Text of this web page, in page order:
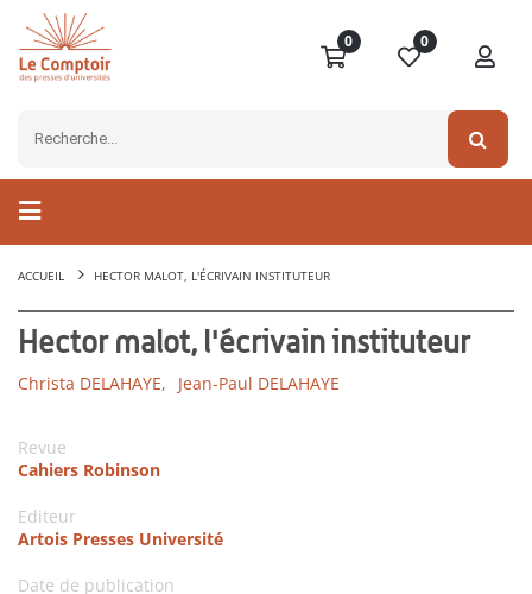
0 0
ACCUEIL HECTOR MALOT, L'ÉCRIVAIN INSTITUTEUR
Hector malot, l'écrivain instituteur
Christa DELAHAYE, Jean-Paul DELAHAYE
Revue
Cahiers Robinson
Editeur
Artois Presses Université
Date de publication